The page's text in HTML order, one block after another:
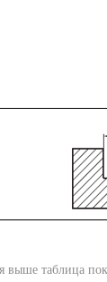
выше таблица